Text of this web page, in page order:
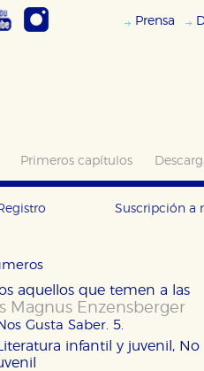
Prensa
Primeros capítulos
Suscripción a
aquellos que temen a las
Magnus Enzensberger
Gusta Saber. 5.
Literatura infantil y juvenil, No